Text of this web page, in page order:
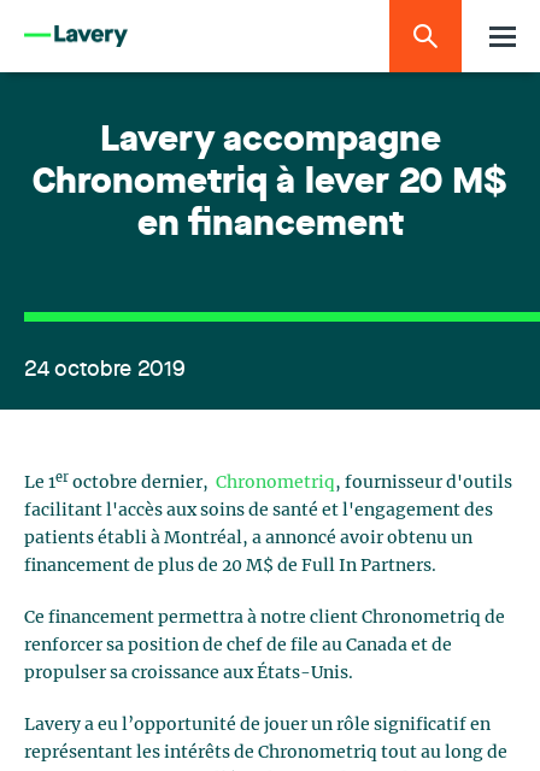
Lavery accompagne
Chronometriq à lever 20 M$
en financement
24 octobre 2019
Le 1er octobre dernier, Chronometriq, fournisseur d'outils
facilitant l'accès aux soins de santé et l'engagement des
patients établi à Montréal, a annoncé avoir obtenu un
financement de plus de 20 M$ de Full In Partners.
Ce financement permettra à notre client Chronometriq de
renforcer sa position de chef de file au Canada et de
propulser sa croissance aux États-Unis.
Lavery a eu l’opportunité de jouer un rôle significatif en
représentant les intérêts de Chronometriq tout au long de